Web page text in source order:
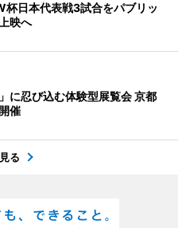
杯日本代表戦3試合をパブリッ
映へ
に忍び込む体験型展覧会 京都
催
る